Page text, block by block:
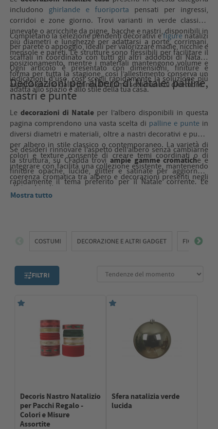
includono ghirlande e fuoriporta pensati per ingressi,
corridoi e zone giorno. Trovi varianti in verde classico,
innevate o arricchite da pigne, bacche e nastri, disponibili in
più diametri e lunghezze per adattarsi a porte, corrimani,
mensole e pareti. Le strutture sono flessibili per facilitare il
posizionamento, mentre i materiali mantengono volume e
forma per tutta la stagione, così l’allestimento conserva un
aspetto curato dalla prima all’ultima settimana di dicembre.
Completano la selezione pendenti decorativi efigurenatalizi
per parete o appoggio, ideali per valorizzare madie, nicchie e
scaffali in coordinato con tutti gli altri addobbi di Natale.
Ogni articolo è presentato con dimensioni, finiture e
indicazioni d’uso, così scegli rapidamente la soluzione più
adatta allo spazio e allo stile della tua casa.
Decorazioni per albero di Natale: palline,
nastri e punte
Le decorazioni di Natale per l’albero disponibili in questa
pagina comprendono una vasta scelta di palline e punte in
diversi diametri e materiali, oltre a nastri decorativi e punte
per albero in stile classico o contemporaneo. La varietà di
colori e texture consente di creare temi coordinati o di
integrare con facilità una collezione esistente, mantenendo
coerenza cromatica tra albero e decorazioni presenti negli
altri ambienti.
Se desideri rinnovare l’aspetto dell’albero senza cambiarne
la struttura, su CFadda trovi ampie gamme cromatiche e
finiture opache, lucide, glitter e satinate per aggiornare
rapidamente il tema preferito per il Natale corrente. Le
schede prodotto riportano quantità per set, suggerimenti di
Mostra tutto
COSTUMI DECORAZIONE E ALTRI GADGET FIGURE
FILTRI
Decoris Nastro Natalizio
per Pacchi Regalo -
Colori e Misure
Assortite
Sfera natalizia verde
lucida